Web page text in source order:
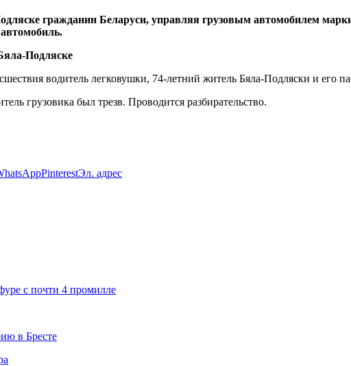
гражданин Беларуси, управляя грузовым автомобилем
водитель легковушки, 74-летний житель Бяла-Подляски и его
грузовика был трезв. Проводится разбирательство.
PinterestЭл. адрес
с почти 4 промилле
в Бресте